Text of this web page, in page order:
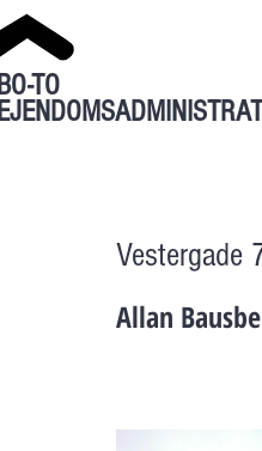
BO-TO
Vestergade
Allan